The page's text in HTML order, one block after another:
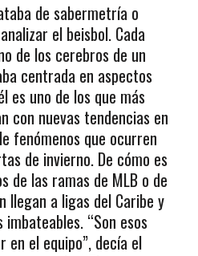
de sabermetría o
el beisbol. Cada
de los cerebros de un
centrada en aspectos
es uno de los que más
con nuevas tendencias en
fenómenos que ocurren
de invierno. De cómo es
de las ramas de MLB o de
llegan a ligas del Caribe y
“Son esos
el equipo”, decía el